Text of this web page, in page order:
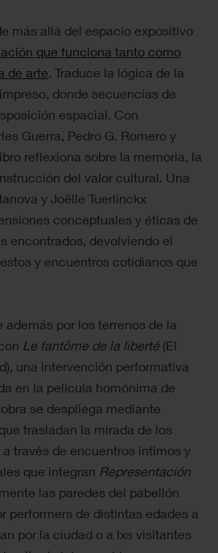
más allá del espacio expositivo
que funciona tanto como
de arte . Traduce la lógica de la
donde secuencias de
espacial. Con
Guerra, Pedro G. Romero y
reflexiona sobre la memoria, la
del valor cultural. Una
y Joëlle Tuerlinckx
conceptuales y éticas de
encontrados, devolviendo el
y encuentros cotidianos que
por los terrenos de la
Le fantôme de la liberté (El
una intervención performativa
en la película homónima de
se despliega mediante
trasladan la mirada de los
través de encuentros íntimos y
que integran Representación
las paredes del pabellón
performers de distintas edades a
por la ciudad o a lxs visitantes